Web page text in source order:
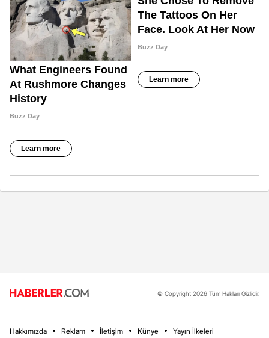
© Copyright 2026 Tüm Hakları Gizlidir.
Hakkımızda Reklam İletişim Künye Yayın İlkeleri